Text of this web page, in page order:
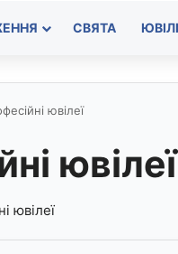
СВЯТА
ювілеї
ювілеї
ювілеї